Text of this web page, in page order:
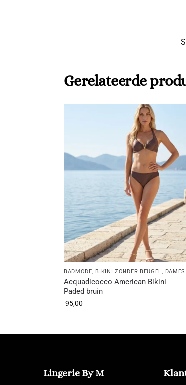
Gerelateerde
BADMODE, BIKINI ZONDER BEUGEL, DAMES
Acquadicocco American Bikini
Paded bruin
95,00
Lingerie By M